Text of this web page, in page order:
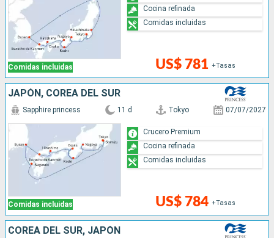
asiáticas para descubrir las maravillas más sorprendentes
del mundo a bordo de Sapphire Princess. ¡Una visión que no
puede perderse! ¡Si desea más información sobre
itinerarios y disponibilidad, visite la página cruceros.com!
Países bañados por el mar y sol e idílicas islas ahora muy
cerca de usted
Comidas incluidas US$ 781 +Tasas
Cocina refinada
Comidas incluidas
JAPÓN, COREA DEL SUR
Comidas incluidas
Sapphire princess 11 d Tokyo 07/07/2027
US$ 784 +Tasas
Crucero Premium
Cocina refinada
Comidas incluidas
COREA DEL SUR, JAPÓN